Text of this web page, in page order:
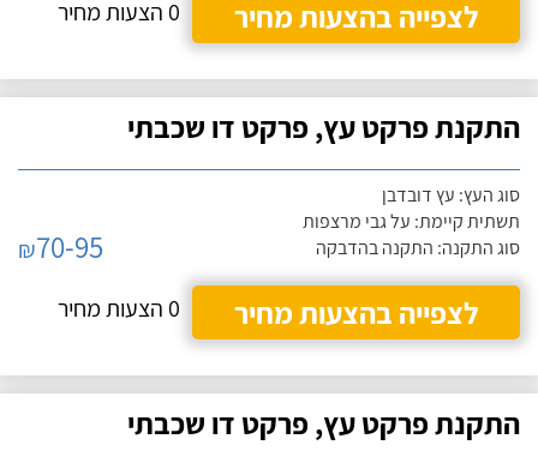
לצפייה בהצעות מחיר
0 הצעות מחיר
התקנת פרקט עץ, פרקט דו שכבתי
סוג העץ: עץ דובדבן
תשתית קיימת: על גבי מרצפות
סוג התקנה: התקנה בהדבקה
₪70-95
לצפייה בהצעות מחיר
0 הצעות מחיר
התקנת פרקט עץ, פרקט דו שכבתי